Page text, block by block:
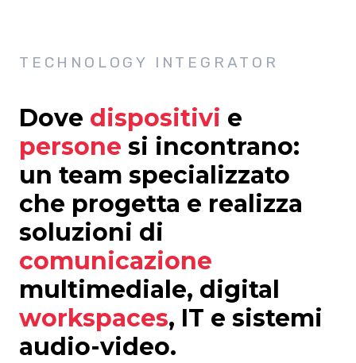
TECHNOLOGY INTEGRATOR
Dove dispositivi e
persone si incontrano:
un team specializzato
che progetta e realizza
soluzioni di
comunicazione
multimediale, digital
workspaces, IT e sistemi
audio-video.